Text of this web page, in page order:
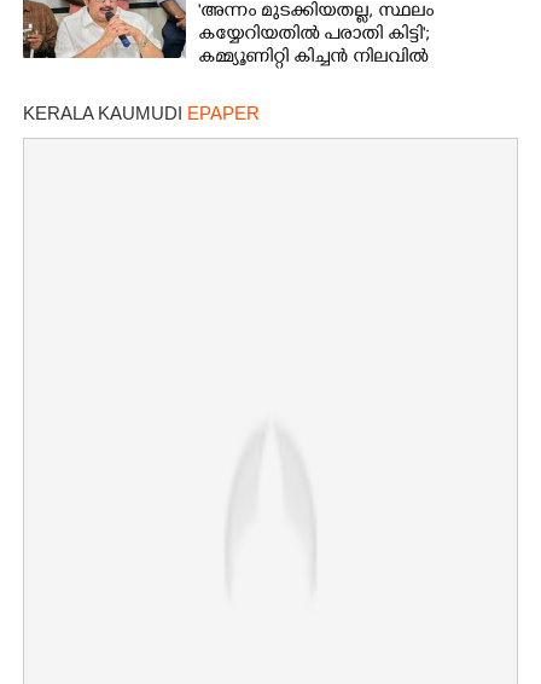
'അന്നം മുടക്കിയതല്ല, സ്ഥലം
കയ്യേറിയതിൽ പരാതി കിട്ടി';
കമ്മ്യൂണിറ്റി കിച്ചൻ നിലവിൽ
KERALA KAUMUDI EPAPER